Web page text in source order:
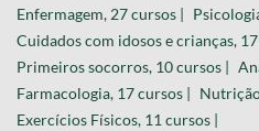
Enfermagem, 27 cursos |
Cuidados com idosos e crianças,
Primeiros socorros, 10 cursos |
Farmacologia, 17 cursos |
Exercícios Físicos, 11 cursos |